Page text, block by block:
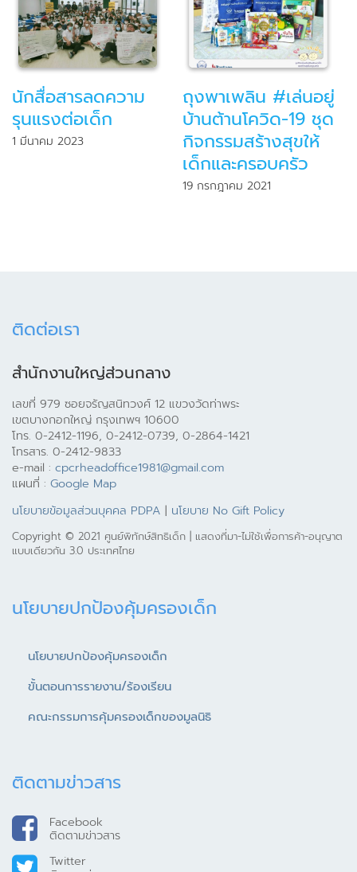
นักสื่อสารลดความ
รุนแรงต่อเด็ก
1 มีนาคม 2023
ถุงพาเพลิน #เล่นอยู่
บ้านต้านโควิด-19 ชุด
กิจกรรมสร้างสุขให้
เด็กและครอบครัว
19 กรกฎาคม 2021
ติดต่อเรา
สำนักงานใหญ่ส่วนกลาง
เลขที่ 979 ซอยจรัญสนิทวงศ์ 12 แขวงวัดท่าพระ
เขตบางกอกใหญ่ กรุงเทพฯ 10600
โทร. 0-2412-1196, 0-2412-0739, 0-2864-1421
โทรสาร. 0-2412-9833
e-mail : cpcrheadoffice1981@gmail.com
แผนที่ : Google Map
นโยบายข้อมูลส่วนบุคคล PDPA | นโยบาย No Gift Policy
Copyright © 2021 ศูนย์พิทักษ์สิทธิเด็ก | แสดงที่มา-ไม่ใช้เพื่อการค้า-อนุญาต
แบบเดียวกัน 3.0 ประเทศไทย
นโยบายปกป้องคุ้มครองเด็ก
นโยบายปกป้องคุ้มครองเด็ก
ขั้นตอนการรายงาน/ร้องเรียน
คณะกรรมการคุ้มครองเด็กของมูลนิธิ
ติดตามข่าวสาร
Facebook
ติดตามข่าวสาร
Twitter